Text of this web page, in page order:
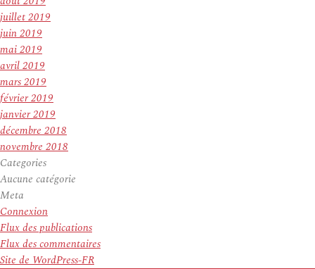
juillet 2019
juin 2019
mai 2019
avril 2019
mars 2019
février 2019
janvier 2019
décembre 2018
novembre 2018
Categories
Aucune catégorie
Meta
Connexion
Flux des publications
Flux des commentaires
Site de WordPress-FR